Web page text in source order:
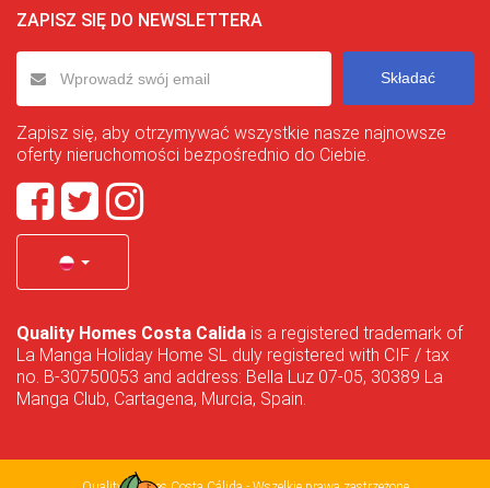
ZAPISZ SIĘ DO NEWSLETTERA
Składać
Zapisz się, aby otrzymywać wszystkie nasze najnowsze
oferty nieruchomości bezpośrednio do Ciebie.
Quality Homes Costa Calida is a registered trademark of
La Manga Holiday Home SL duly registered with CIF / tax
no. B-30750053 and address: Bella Luz 07-05, 30389 La
Manga Club, Cartagena, Murcia, Spain.